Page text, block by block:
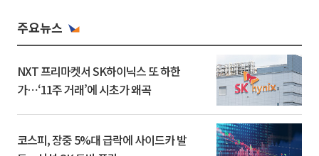
주요뉴스
NXT 프리마켓서 SK하이닉스 또 하한
가⋯‘11주 거래’에 시초가 왜곡
코스피, 장중 5%대 급락에 사이드카 발